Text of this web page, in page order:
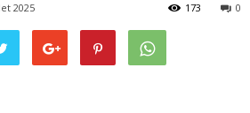
2025 0
173